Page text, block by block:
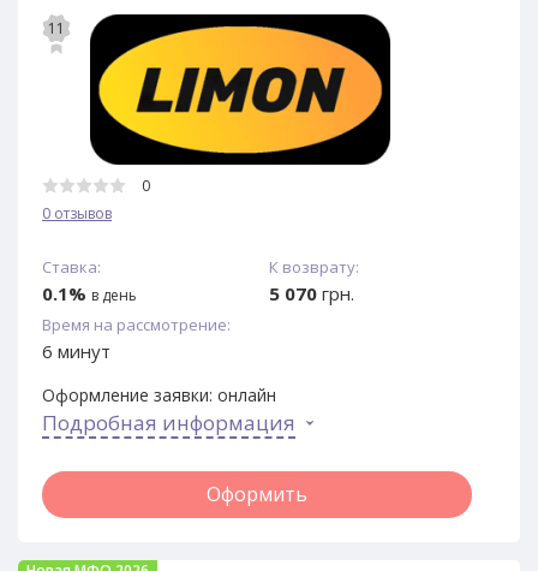
11
0
0 отзывов
Ставка:
0.1% в день
К возврату:
5 070 грн.
Время на рассмотрение:
6 минут
Оформление заявки: онлайн
Подробная информация
Оформить